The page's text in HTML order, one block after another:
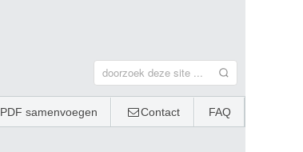
PDF samenvoegen Contact FAQ